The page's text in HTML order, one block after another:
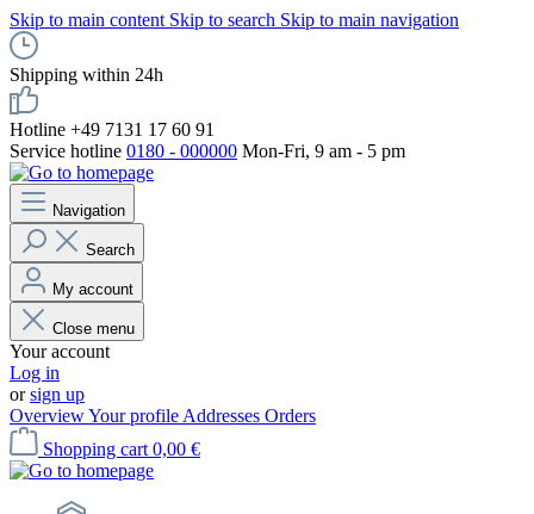
Skip to main content Skip to search Skip to main navigation
Shipping within 24h
Hotline +49 7131 17 60 91
Service hotline 0180 - 000000 Mon-Fri, 9 am - 5 pm
Navigation
Search
My account
Close menu
Your account
Log in
orsign up
OverviewYour profile Addresses Orders
Shopping cart 0,00 €